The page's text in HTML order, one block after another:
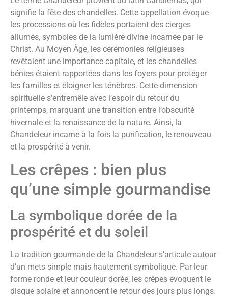
signifie la fête des chandelles. Cette appellation évoque
les processions où les fidèles portaient des cierges
allumés, symboles de la lumière divine incarnée par le
Christ. Au Moyen Âge, les cérémonies religieuses
revêtaient une importance capitale, et les chandelles
bénies étaient rapportées dans les foyers pour protéger
les familles et éloigner les ténèbres. Cette dimension
spirituelle s’entremêle avec l’espoir du retour du
printemps, marquant une transition entre l’obscurité
hivernale et la renaissance de la nature. Ainsi, la
Chandeleur incarne à la fois la purification, le renouveau
et la prospérité à venir.
Les crêpes : bien plus
qu’une simple gourmandise
La symbolique dorée de la
prospérité et du soleil
La tradition gourmande de la Chandeleur s’articule autour
d’un mets simple mais hautement symbolique. Par leur
forme ronde et leur couleur dorée, les crêpes évoquent le
disque solaire et annoncent le retour des jours plus longs.